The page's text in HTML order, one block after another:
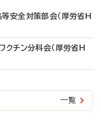
安全対策部会（厚労省H
チン分科会（厚労省H
一覧